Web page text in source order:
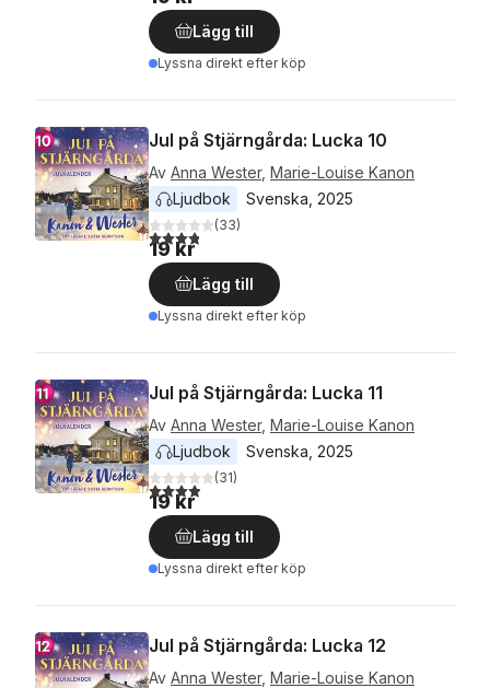
Lägg till
Lyssna direkt efter köp
Jul på Stjärngårda: Lucka 10
Av Anna Wester, Marie-Louise Kanon
Ljudbok
Svenska 2025
3,8utav 5 stjärnor. Totalt antal röster:
(33)
19 kr
Lägg till
Lyssna direkt efter köp
Jul på Stjärngårda: Lucka 11
Av Anna Wester, Marie-Louise Kanon
Ljudbok
Svenska 2025
3,9utav 5 stjärnor. Totalt antal röster:
(31)
19 kr
Lägg till
Lyssna direkt efter köp
Jul på Stjärngårda: Lucka 12
Av Anna Wester, Marie-Louise Kanon